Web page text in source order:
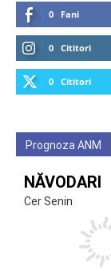
0 Fani
0 Cititori
0 Cititori
Prognoza ANM
NĂVODARI
Cer Senin